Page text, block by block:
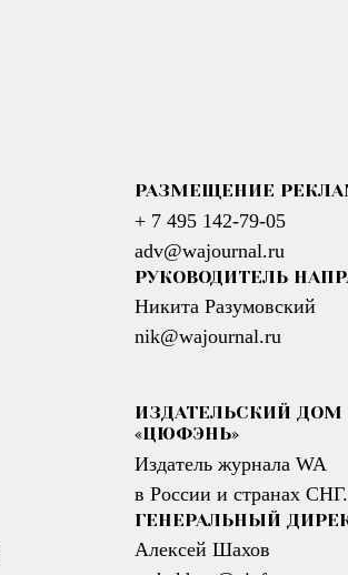
РАЗМЕЩЕНИЕ
+ 7 495 142-79-05
adv@wajournal.ru
РУКОВОДИТЕЛЬ
Никита Разумовский
nik@wajournal.ru
ИЗДАТЕЛЬСКИЙ ДОМ
«ЦЮФЭНЬ»
Издатель журнала WA
в России и странах СНГ.
ГЕНЕРАЛЬНЫЙ
Алексей Шахов